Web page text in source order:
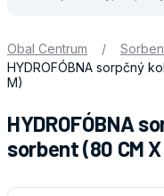
Obal Centrum /
HYDROFÓBNA sorpčný
M)
HYDROFÓBNA
sorbent (80 CM